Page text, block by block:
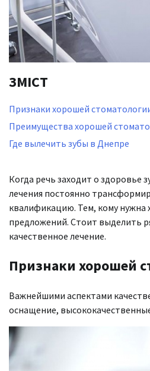
ЗМІСТ
Признаки хорошей
Преимущества хорошей
Где вылечить зубы в Днепре
Когда речь заходит о здоровье
лечения постоянно
квалификацию. Тем, кому нужна
предложений. Стоит выделить
качественное лечение.
Признаки хорошей
Важнейшими аспектами
оснащение,